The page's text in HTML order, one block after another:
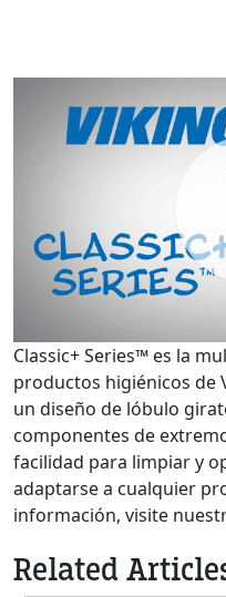
Classic+ Series™ es la
productos higiénicos de
un diseño de lóbulo
componentes de
facilidad para limpiar y
adaptarse a cualquier
información, visite
Related